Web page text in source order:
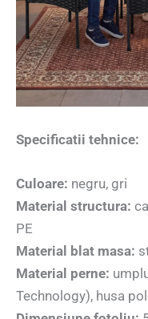
Specificatii tehnice:
Culoare: negru, gri
Material structura:
PE
Material blat masa:
Material perne:
Technology), husa